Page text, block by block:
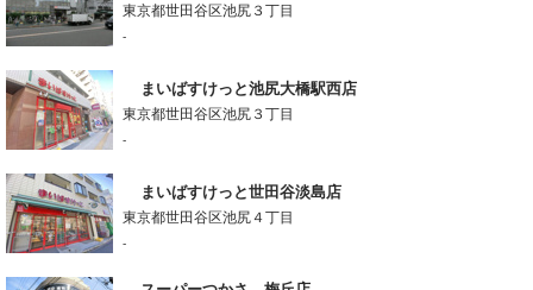
東京都世田谷区池尻３丁目
-
まいばすけっと池尻大橋駅西店
東京都世田谷区池尻３丁目
-
まいばすけっと世田谷淡島店
東京都世田谷区池尻４丁目
-